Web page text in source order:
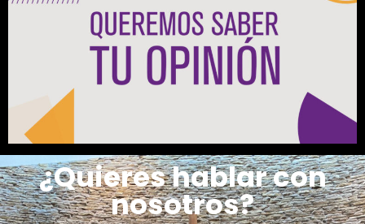
¿Quieres hablar con
nosotros?